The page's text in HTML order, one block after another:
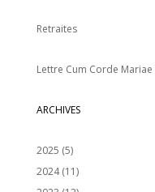
Retraites
Lettre Cum Corde Mariae
ARCHIVES
2025 (5)
2024(11)